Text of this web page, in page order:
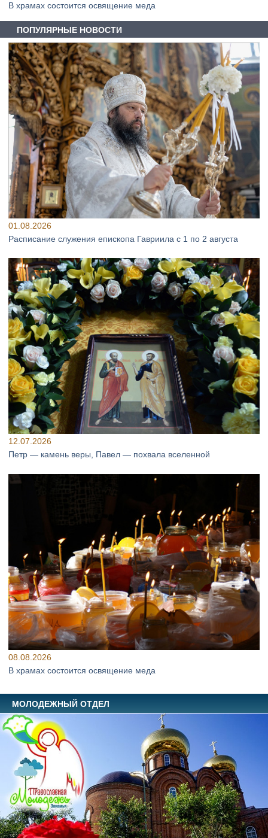
В храмах состоится освящение меда
ПОПУЛЯРНЫЕ НОВОСТИ
01.08.2026
Расписание служения епископа Гавриила с 1 по 2 августа
12.07.2026
Петр — камень веры, Павел — похвала вселенной
08.08.2026
В храмах состоится освящение меда
МОЛОДЕЖНЫЙ ОТДЕЛ